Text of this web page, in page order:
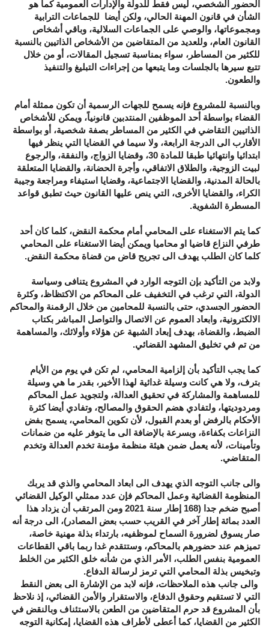
الحضور الشخصي، ليس فقط للدولة والإدارات العمومية كما هو
الشأن في قانون المهنة الحالي، ولكن أيضا للجماعات الترابية
ومجموعاتها، والوصي على الجماعات السلالية، وباقي أشخاص
القانون العام، وللعديد من المتقاضين من الأشخاص الذاتيين بالنسبة
للكثير من المساطر، سواء بمناسبة تسجيل المقالات، أو من خلال
تتبع سيرها بالجلسات وما يتبعها من إجراءات التبليغ والتنفيذ
والطعون.
وبالنسبة للمشروع فإنه يسمح للجهات الرسمية أن تكون ممثلة أمام
القضاء بواسطة أحد الموظفين المنتدبين قانونياً، ويمكن للأشخاص
الذاتيين التقاضي في الكثير من المساطر بصفة شخصية، أو بواسطة
الأقارب الى الدرجة الرابعة، ولا سيما في القضايا التي ينظر فيها
ابتدائيا وانتهائيا طبقا للمادة 30، وقضايا الزواج، والنفقة، والرجوع
لبيت الزوجية، والطلاق الاتفاقي، وأجرة الحضانة، والقضايا المتعلقة
بالحالة المدنية، والقضايا الاجتماعية، وقضايا استيفاء ومراجعة وجيبة
الكراء، والقضايا الأخرى، التي ينص عليها القانون حيث تطبق قواعد
المسطرة الشفوية.
كما يتم الاستغناء على المحامي أمام محكمة النقض، كلما كان أحد
طرفي النزاع قاضيا او محاميا ويمكن أيضا الاستغناء على المحامي
كلما كان الطلب يهدف الى تجريح قاض من قضاة محكمة النقض.
ولابد من التأكيد بإن التوجه الوارد في المشروع يتنافى وسياسة
الدولة، التي ترغب في التخفيف على المحاكم من الاكتظاظ، وكثرة
الحضور الجسدي، حتى بالنسبة للمحامين من خلال الرقمنة والمحاكم
الالكترونية، وابعاد العموم عن الاتصال والتواصل المباشر بكتاب
الضبط، والقضاة، بهدف إبعاد الشبهة عن هؤلاء وأولائك، والمساهمة
من تم في تخليق المشهد القضائي.
كما يجب التأكيد بأن إلزامية المحامي، لم تكن في يوم من الأيام
بترف، ولا هي كانت وسيلة غدائية لهذا الأخير، بقدر ما هي وسيلة
للمساهمة والمشاركة في تحقيق العدالة، ولتجويد عمل المحاكم
ومردوديتها، ولتفادي هضم الحقوق والمصالح، وتفادي أيضا كثرة
الأحكام بالرفض أو بعدم القبول، لأن تكوين المحامي، يسمح بفض
النزاعات بكفاءة، وبسرعة بالإضافة الى ما يتوفر عليه من ضمانات
وتأمينات، لأنه يعمل ضمن هيئة منظمة مؤمنة تخدم العدالة وتخدم
المتقاضي.
والى جانب التوجه الذي يهدف الى ابعاد المحامي والذي قد يربك
المنظومة القضائية وعمل المحاكم فإن عدد ممثلي الوكيل القضائي
أصبح ضخم جدا (168 إطار سنة 2021 ومن المرتقب أن يزداد هذا
العدد بمائة إطار آخر في القريب حسب بعض المصادر)، الى درجة أنه
صار يسوق لضرورة السماح لموظفيه، بارتداء بذلة مهنية خاصة،
تميزهم عند حضورهم بالمحاكم، وستتقدم غدا ربما باقي القطاعات
العمومية بنفس الطلب، الأمر الذي من شأنه خلق الكثير من الخلط
وتبخيس بذلة المحامي التي ترمز لرسالة الدفاع.
والى جانب هذه الملاحظات، فإنه لابد من الإشارة الى بعض النقط
التي لا تستقيم وحقوق الدفاع، والاستقرار والأمن القضائي، إذ نلاحظ
بأن المشروع قد حرم المتقاضين من الطعن بالاستئناف وبالنقض في
الكثير من القضايا، كما أعطى لأطراف هذه القضايا، إمكانية التوجه